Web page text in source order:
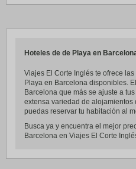
Hoteles de de Playa en
Viajes El Corte Inglés te ofrece
Playa en Barcelona disponibles.
Barcelona que más se ajuste a
extensa variedad de alojamientos
puedas reservar tu habitación al
Busca ya y encuentra el mejor
Barcelona en Viajes El Corte